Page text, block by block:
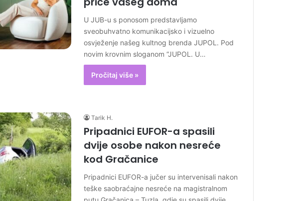
U JUB-u s ponosom predstavljamo
sveobuhvatno komunikacijsko i vizuelno
osvježenje našeg kultnog brenda JUPOL. Pod
novim krovnim sloganom “JUPOL. U…
Pročitaj više »
Tarik H.
Pripadnici EUFOR-a spasili
dvije osobe nakon nesreće
kod Gračanice
Pripadnici EUFOR-a jučer su intervenisali nakon
teške saobraćajne nesreće na magistralnom